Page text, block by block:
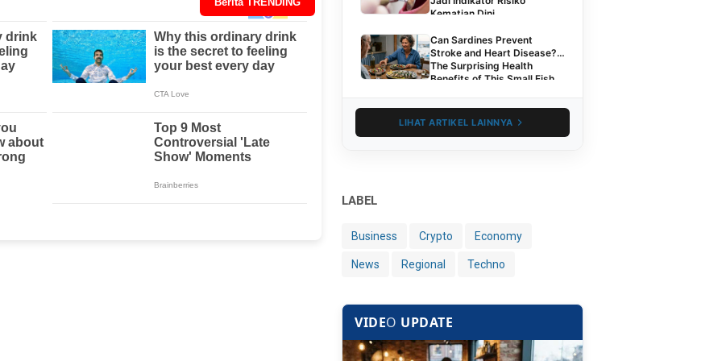
Kematian Dini
Can Sardines Prevent
Stroke and Heart Disease?
The Surprising Health
Benefits of This Small Fish
LIHAT ARTIKEL LAINNYA
LABEL
Business Crypto Economy
News Regional Techno
VIDEO UPDATE